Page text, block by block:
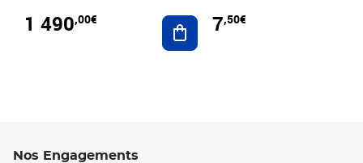
1 490,00€ Ajouter au panier
7,50€
Nos Engagements